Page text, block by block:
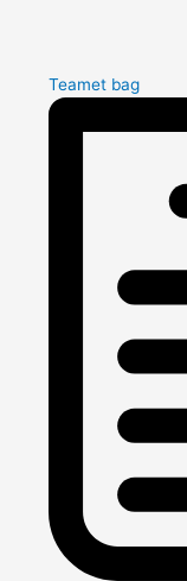
Teamet bag